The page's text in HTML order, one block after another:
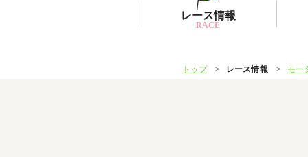
レース情報
RACE
トップ レース情報 モー